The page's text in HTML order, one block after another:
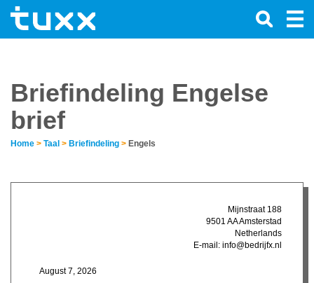
Briefindeling Engelse
brief
Home > Taal > Briefindeling > Engels
Mijnstraat 188
9501 AA Amsterstad
Netherlands
E-mail: info@bedrijfx.nl
August 7, 2026